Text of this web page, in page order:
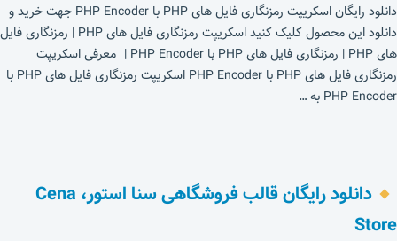
دانلود رایگان اسکریپت رمزنگاری فایل های PHP با PHP Encoder جهت خرید و
دانلود این محصول کلیک کنید اسکریپت رمزنگاری فایل های PHP | رمزنگاری فایل
های PHP | رمزنگاری فایل های PHP با PHP Encoder | معرفی اسکریپت
رمزنگاری فایل های PHP با PHP Encoder اسکریپت رمزنگاری فایل های PHP با
PHP Encoder به …
دانلود رایگان قالب فروشگاهی سنا استور، Cena
Store